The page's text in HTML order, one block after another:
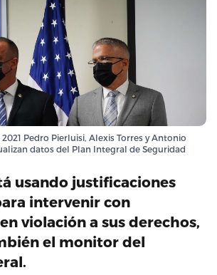
Pedro Pierluisi, Alexis Torres y Antonio
datos del Plan Integral de Seguridad
usando justificaciones
intervenir con
violación a sus derechos,
el monitor del